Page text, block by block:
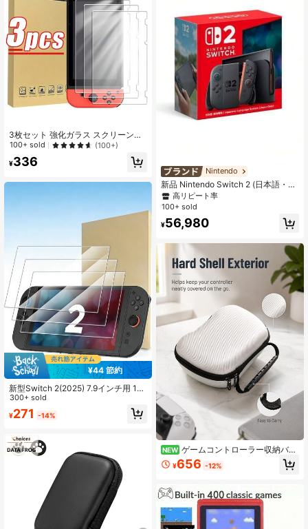
3枚セット 強化ガラス スクリーンプ
ロテクター 高解像度 タッチ感度 防
Switch Lite/Switch OLED/Switch 2
100+ sold (100+)
¥336
¥44 節約
新型Switch 2(2025) 7.9インチ用 1-3
枚 保護フィルム、傷防止、気泡な
し、透明HDクリア強化ガラスフィル
ム、硬度9H、超薄0.33mm、Switch
傷防止、気泡なし、透明、HDクリア
300+ sold
¥271 -14%
Nintendo
新品 Nintendo Switch 2 (日本語・国
内専用) 任天堂 BEE-S-KB6CA 通常
版
高リピート率
100+ sold
¥56,980
NEW ゲームコントローラー収納バッ
グ ハードシェル EVA 衝撃吸収 防塵
トラベル収納バッグ 保護ケース ユニ
と家庭用に適したゲーマーギフト、
ゲームアクセサリー
¥656 -12%